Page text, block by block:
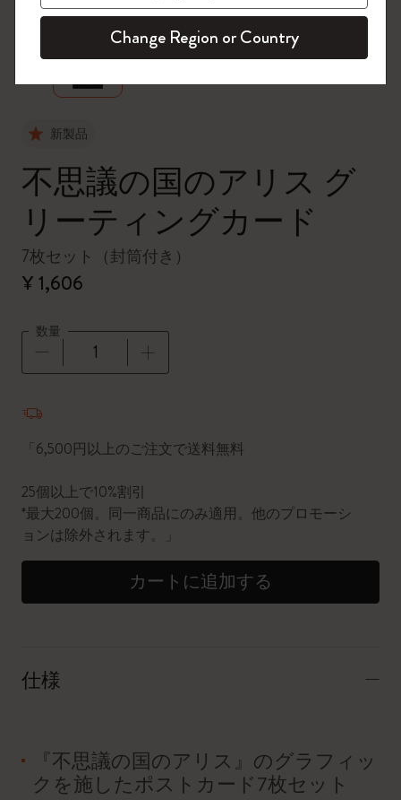
新製品
不思議の国のアリス グ
リーティングカード
7枚セット（封筒付き）
¥ 1,606
数量
「6,500円以上のご注文で送料無料
25個以上で10%割引
*最大200個。同一商品にのみ適用。他のプロモーシ
ョンは除外されます。」
カートに追加する
仕様
『不思議の国のアリス』のグラフィッ
クを施したポストカード7枚セット
今すぐ会員登録 !
Change Region or Country